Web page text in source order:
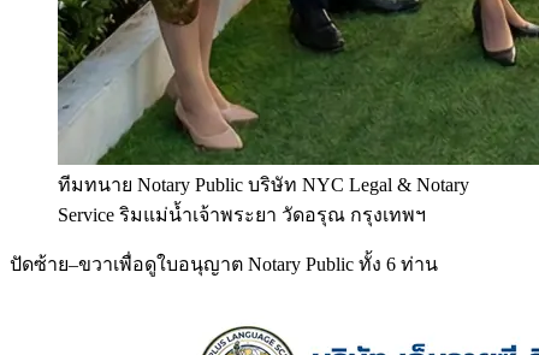
ทีมทนาย Notary Public บริษัท NYC Legal & Notary
Service ริมแม่น้ำเจ้าพระยา วัดอรุณ กรุงเทพฯ
ปัดซ้าย–ขวาเพื่อดูใบอนุญาต Notary Public ทั้ง 6 ท่าน